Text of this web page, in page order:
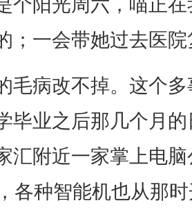
个阳光周六，喵正
；一会带她过去医
毛病改不掉。这个
毕业之后那几个月
汇附近一家掌上电
各种智能机也从那